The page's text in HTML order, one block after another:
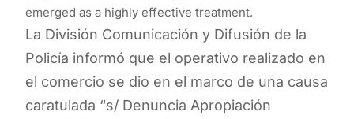
emerged as a highly effective treatment.
La División Comunicación y Difusión de la
Policía informó que el operativo realizado en
el comercio se dio en el marco de una causa
caratulada “s/ Denuncia Apropiación